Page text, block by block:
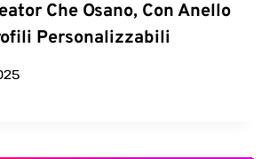
Che Osano, Con Anello
Personalizzabili